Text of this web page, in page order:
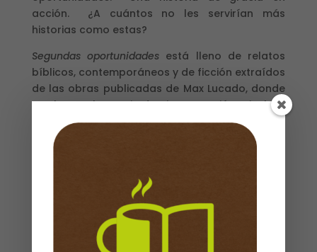
acción. ¿A cuántos no les servirían más
historias como estas?
Segundas oportunidades está lleno de relatos
bíblicos, contemporáneos y de ficción extraídos
de las obras publicadas de Max Lucado, donde
se observa la gracia de Dios en acción, e incluye
historias sobre nuevas oportunidades para
aquellas personas propensas al fracaso, llenas
pródiga, estas historias les recordarán a los
lectores la magnitud del evangelio sobre
segundas oportunidades.